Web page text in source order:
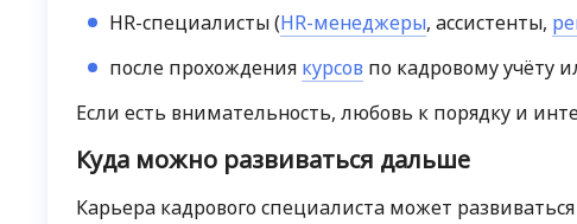
HR-специалисты (HR-менеджеры, ассистенты,
после прохождения курсов по кадровому учёту
Если есть внимательность, любовь к порядку и
Куда можно развиваться дальше
Карьера кадрового специалиста может